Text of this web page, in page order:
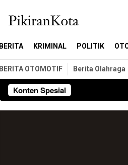
BERITA KRIMINAL POLITIK
BERITA OTOMOTIF Berita Olahraga
Konten Spesial